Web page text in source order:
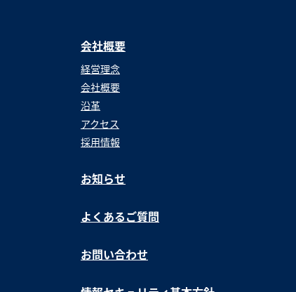
会社概要
経営理念
会社概要
沿革
アクセス
採用情報
お知らせ
よくあるご質問
お問い合わせ